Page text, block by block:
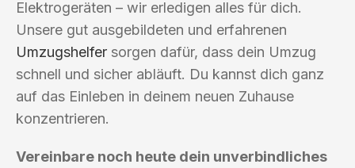
Elektrogeräten – wir erledigen alles für dich.
Unsere gut ausgebildeten und erfahrenen
Umzugshelfer sorgen dafür, dass dein Umzug
schnell und sicher abläuft. Du kannst dich ganz
auf das Einleben in deinem neuen Zuhause
konzentrieren.
Vereinbare noch heute dein unverbindliches